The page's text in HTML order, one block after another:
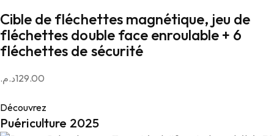
Cible de fléchettes magnétique, jeu de
fléchettes double face enroulable + 6
fléchettes de sécurité
129.00د.م.
Découvrez
Puériculture 2025